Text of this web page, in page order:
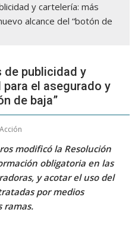
y cartelería: más
alcance del “botón de
de publicidad y
el asegurado y
de baja”
modificó la Resolución
obligatoria en las
y acotar el uso del
por medios
ramas.